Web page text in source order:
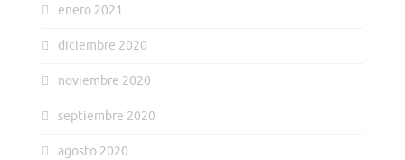
enero 2021
diciembre 2020
noviembre 2020
septiembre 2020
agosto 2020